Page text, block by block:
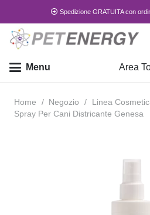
Spedizione GRATUITA con
Menu Area
Home / Negozio / Linea
Spray Per Cani Districante Genesa